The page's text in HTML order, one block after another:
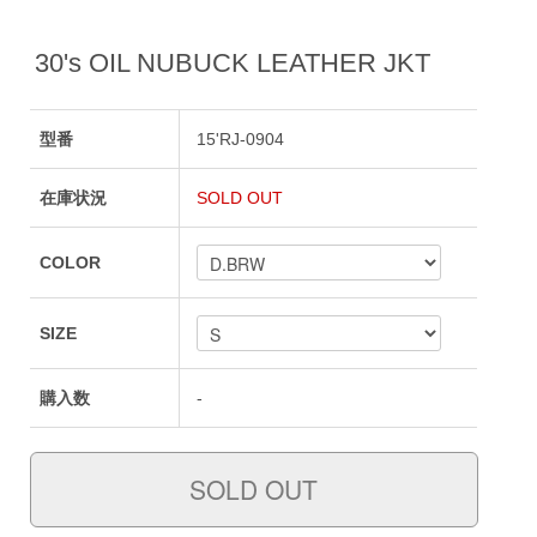
30's OIL NUBUCK LEATHER JKT
型番 15'RJ-0904
在庫状況 SOLD OUT
COLOR
SIZE
購入数 -